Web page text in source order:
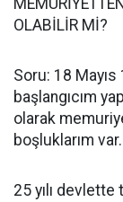
OLABİLİR Mİ?
Soru: 18
başlangıcım
olarak
boşluklarım var.
25 yılı